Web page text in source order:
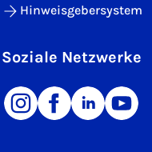
Hinweisgebersystem
Soziale Netzwerke